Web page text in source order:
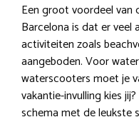
Een groot voordeel van
Barcelona is dat er veel
activiteiten zoals
aangeboden. Voor
waterscooters moet je
vakantie-invulling kies
schema met de leukste